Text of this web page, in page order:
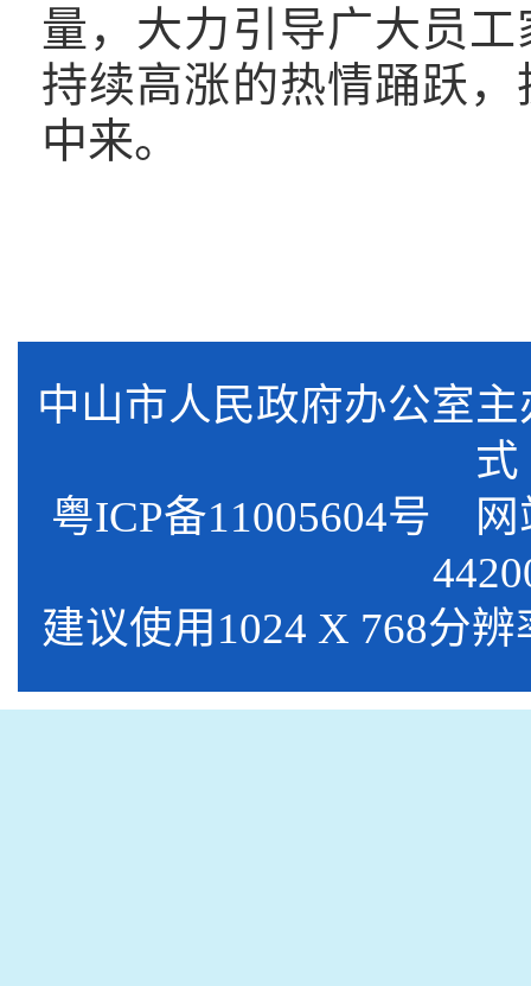
量，大力引导广大员
持续高涨的热情踊跃
中来。
中山市人民政府办公
式
粤ICP备11005604号 网
建议使用1024 X 768分